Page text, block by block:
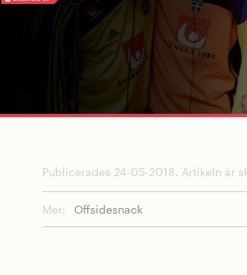
Publicerades 24-05-2018. Artikeln är
Mer: Offsidesnack